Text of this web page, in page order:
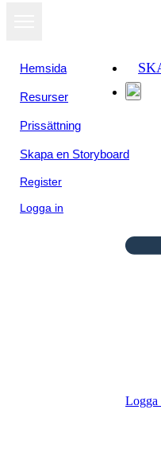
Hemsida
Resurser
Prissättning
Skapa en Storyboard
Register
Logga in
Logga
Potere